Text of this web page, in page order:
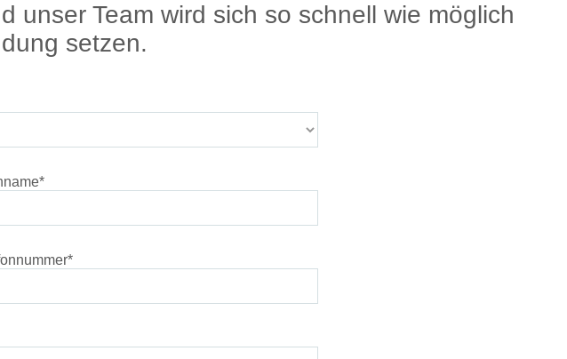
unser Team wird sich so schnell wie möglich
setzen.
*
*